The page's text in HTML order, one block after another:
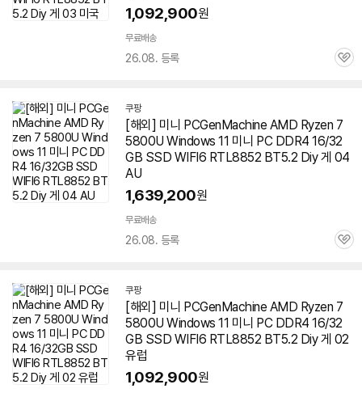
1,092,900원
무료배송
26.08. 등록
관
쿠팡
[해외] 미니 PCGenMachine AMD Ryzen 7
5800U Windows 11 미니 PC DDR4 16/32
GB SSD WIFI6 RTL8852 BT5.2 Diy 게 04
AU
1,639,200원
무료배송
26.08. 등록
관
쿠팡
[해외] 미니 PCGenMachine AMD Ryzen 7
5800U Windows 11 미니 PC DDR4 16/32
GB SSD WIFI6 RTL8852 BT5.2 Diy 게 02
유럽
1,092,900원